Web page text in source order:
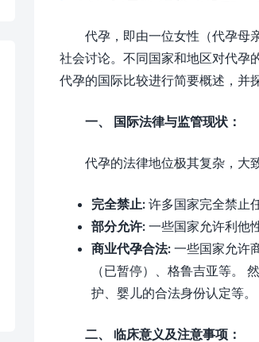
代孕，即由一位女性（代孕母
社会讨论。不同国家和地区对代孕
代孕的国际比较进行简要概述，并
一、 国际法律与监管现状：
代孕的法律地位极其复杂，大
完全禁止: 许多国家完全禁止
部分允许: 一些国家允许利他
商业代孕合法: 一些国家允许
（已暂停）、格鲁吉亚等。
护、婴儿的合法身份认定等。
二、 临床意义及注意事项：